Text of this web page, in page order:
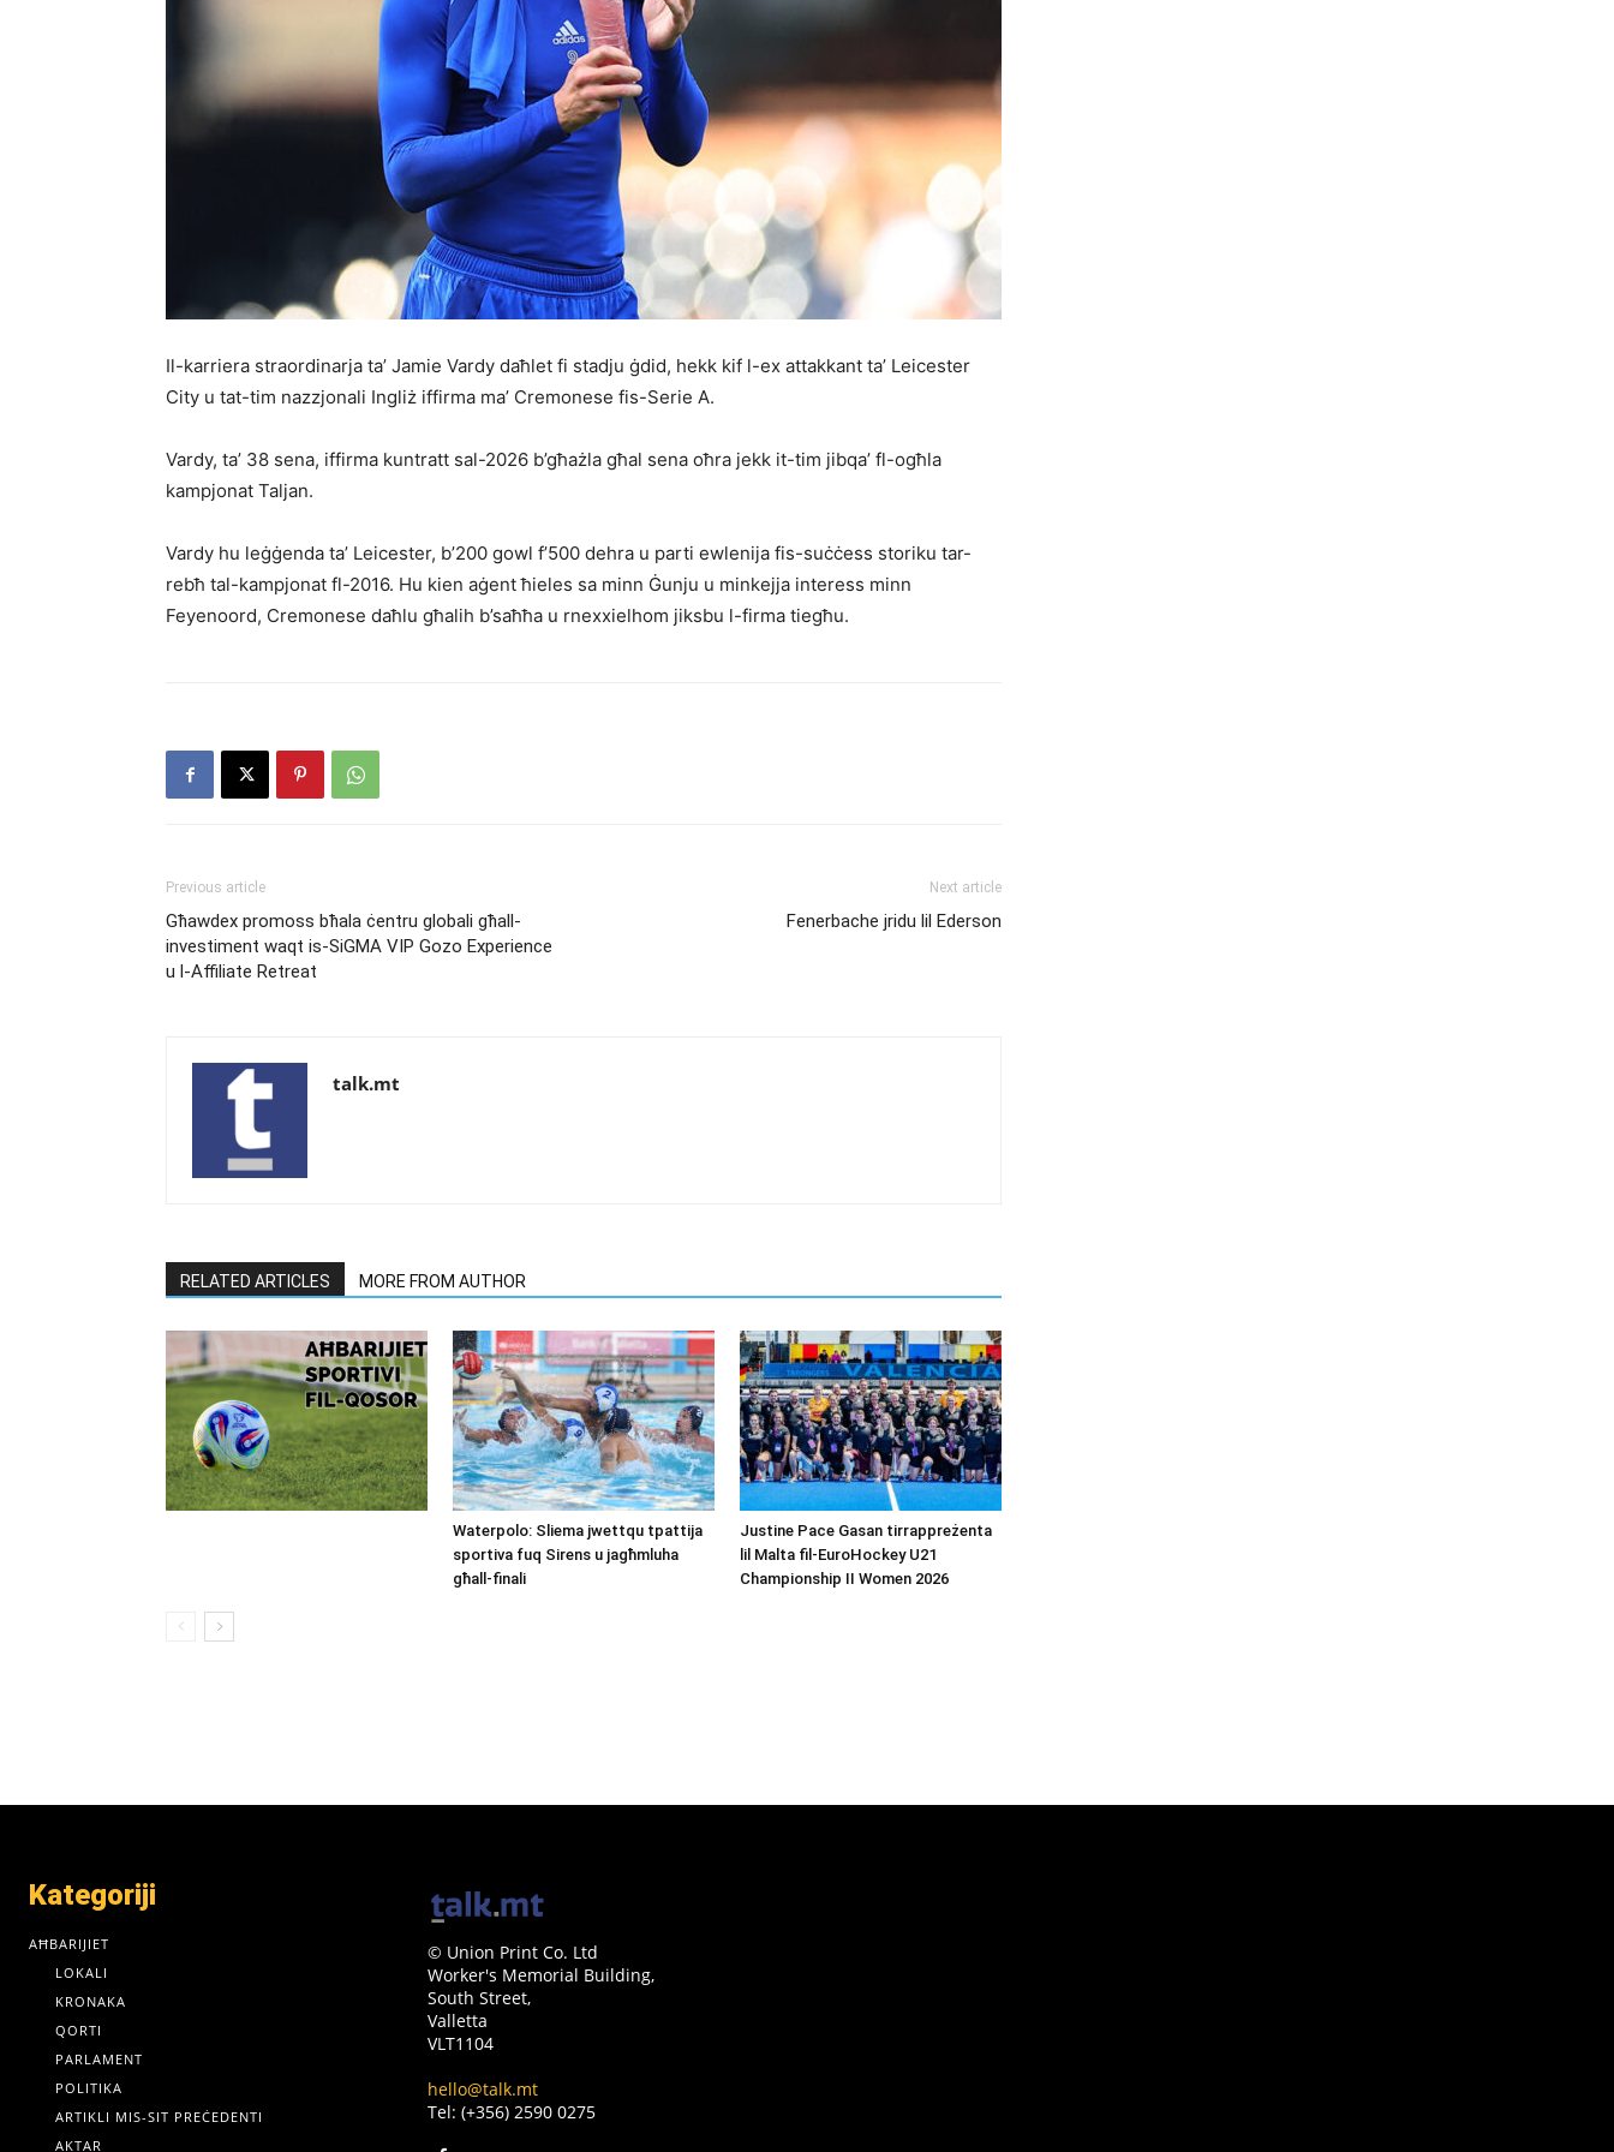
Il-karriera straordinarja ta’ Jamie Vardy daħlet fi stadju ġdid, hekk kif l-ex attakkant ta’ Leicester
City u tat-tim nazzjonali Ingliż iffirma ma’ Cremonese fis-Serie A.
Vardy, ta’ 38 sena, iffirma kuntratt sal-2026 b’għażla għal sena oħra jekk it-tim jibqa’ fl-ogħla
kampjonat Taljan.
Vardy hu leġġenda ta’ Leicester, b’200 gowl f’500 dehra u parti ewlenija fis-suċċess storiku tar-
rebħ tal-kampjonat fl-2016. Hu kien aġent ħieles sa minn Ġunju u minkejja interess minn
Feyenoord, Cremonese daħlu għalih b’saħħa u rnexxielhom jiksbu l-firma tiegħu.
Previous article
Għawdex promoss bħala ċentru globali għall-
investiment waqt is-SiGMA VIP Gozo Experience
u l-Affiliate Retreat
Next article
Fenerbache jridu lil Ederson
talk.mt
RELATED ARTICLES MORE FROM AUTHOR
Waterpolo: Sliema jwettqu tpattija
sportiva fuq Sirens u jagħmluha
għall-finali
Justine Pace Gasan tirrappreżenta
lil Malta fil-EuroHockey U21
Championship II Women 2026
Kategoriji
AĦBARIJIET
LOKALI
KRONAKA
QORTI
PARLAMENT
POLITIKA
ARTIKLI MIS-SIT PREĊEDENTI
AKTAR
© Union Print Co. Ltd
Worker's Memorial Building,
South Street,
Valletta
VLT1104
hello@talk.mt
Tel: (+356) 2590 0275